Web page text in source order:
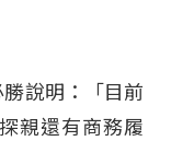
說明：「目前
親還有商務履